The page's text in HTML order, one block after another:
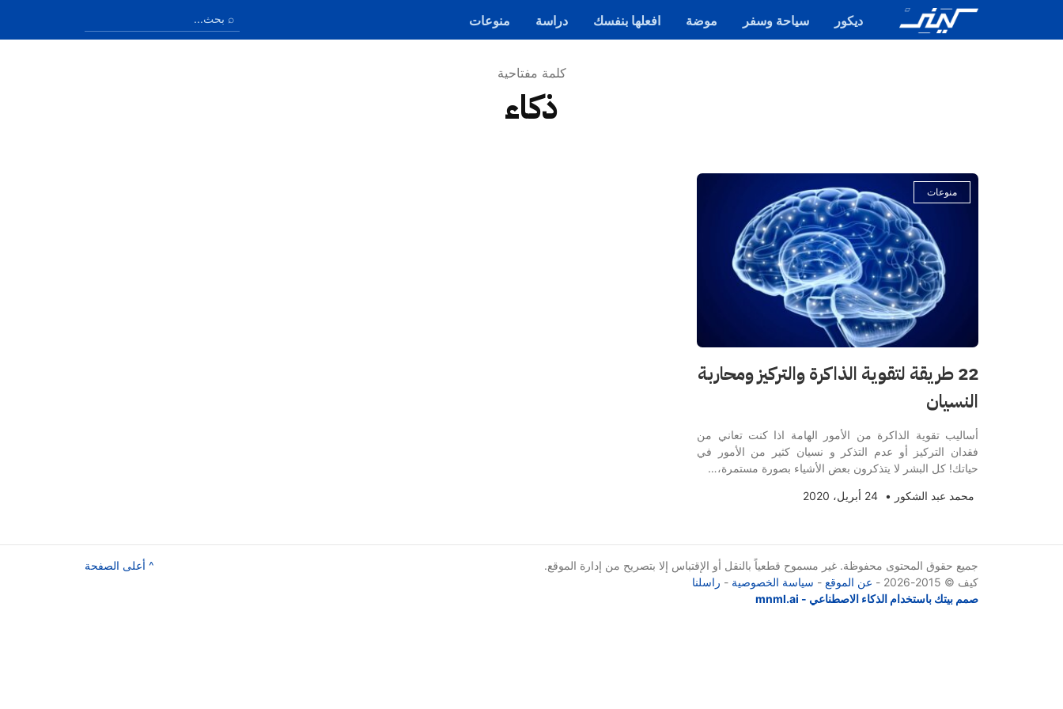
ديكور سياحة وسفر موضة افعلها بنفسك دراسة منوعات
كلمة مفتاحية
ذكاء
منوعات
22 طريقة لتقوية الذاكرة والتركيز ومحاربة
النسيان
أساليب تقوية الذاكرة من الأمور الهامة اذا كنت تعاني من
فقدان التركيز أو عدم التذكر و نسيان كثير من الأمور في
حياتك! كل البشر لا يتذكرون بعض الأشياء بصورة مستمرة،…
محمد عبد الشكور • 24 أبريل، 2020
^ أعلى الصفحة
جميع حقوق المحتوى محفوظة. غير مسموح قطعياً بالنقل أو الإقتباس إلا بتصريح من إدارة الموقع.
كيف © 2015-2026 -
عن الموقع - سياسة الخصوصية - راسلنا
صمم بيتك باستخدام الذكاء الاصطناعي - mnml.ai